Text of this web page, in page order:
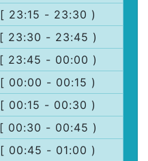
[ 23:15 - 23:30 )
[ 23:30 - 23:45 )
[ 23:45 - 00:00 )
[ 00:00 - 00:15 )
[ 00:15 - 00:30 )
[ 00:30 - 00:45 )
[ 00:45 - 01:00 )